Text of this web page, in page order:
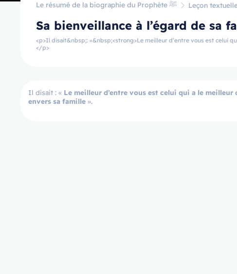
Le résumé de la biographie du Prophète ﷺ Leçon
Sa bienveillance à l’égard de sa
<p>Il disait&nbsp;: «&nbsp;<strong>Le meilleur d’entre vous est celui
</p>
Il disait : « Le meilleur d’entre vous est celui qui a le
envers sa famille».